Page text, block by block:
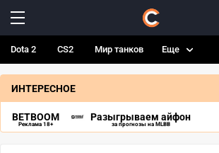
Dota 2 CS2 Мир танков Еще
ИНТЕРЕСНОЕ
BETBOOM
Реклама 18+
Разыгрываем айфон
за прогнозы на MLBB